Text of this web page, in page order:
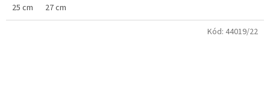
25 cm
27 cm
Kód: 44019/22